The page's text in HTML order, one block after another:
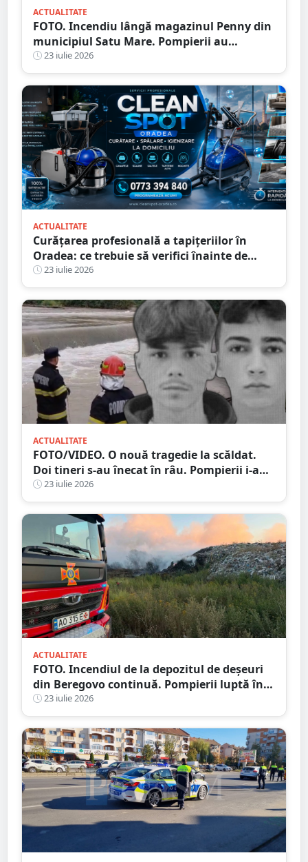
ACTUALITATE
FOTO. Incendiu lângă magazinul Penny din
municipiul Satu Mare. Pompierii au
intervenit rapid
23 iulie 2026
ACTUALITATE
Curățarea profesională a tapițeriilor în
Oradea: ce trebuie să verifici înainte de
programare
23 iulie 2026
ACTUALITATE
FOTO/VIDEO. O nouă tragedie la scăldat.
Doi tineri s-au înecat în râu. Pompierii i-au
găsit după două zile
23 iulie 2026
ACTUALITATE
FOTO. Incendiul de la depozitul de deșeuri
din Beregovo continuă. Pompierii luptă în
continuare cu focarele ascunse
23 iulie 2026